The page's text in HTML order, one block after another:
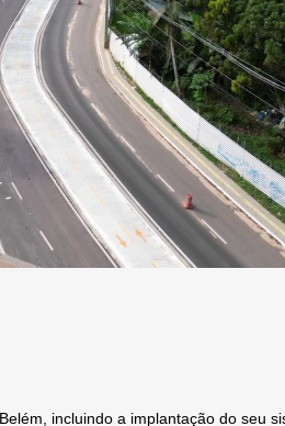
incluindo a implantação do seu